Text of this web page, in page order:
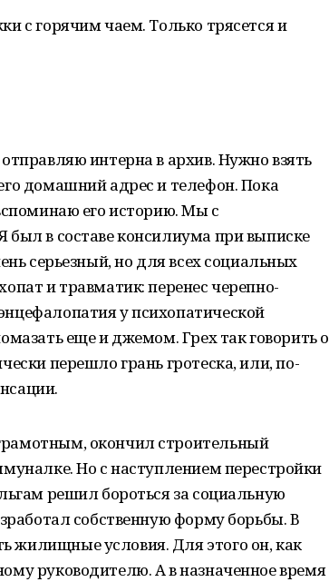
с горячим чаем. Только трясется и
интерна в архив. Нужно взять
домашний адрес и телефон. Пока
его историю. Мы с
в составе консилиума при выписке
серьезный, но для всех социальных
и травматик: перенес черепно-
у психопатической
еще и джемом. Грех так говорить о
перешло грань гротеска, или, по-
окончил строительный
Но с наступлением перестройки
решил бороться за социальную
собственную форму борьбы. В
жилищные условия. Для этого он, как
руководителю. А в назначенное время